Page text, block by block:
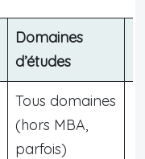
Domaines
d’études
Tous domaines
(hors MBA,
parfois)